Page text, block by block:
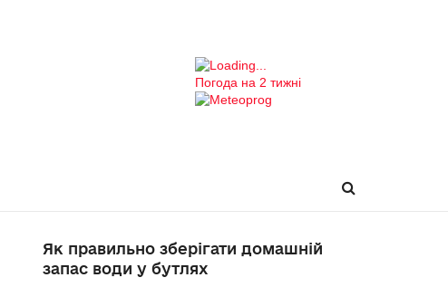
Погода на 2 тижні
Як правильно зберігати домашній
запас води у бутлях